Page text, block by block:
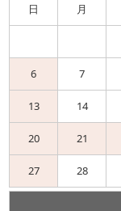
日 月
6 7
13 14
20 21
27 28